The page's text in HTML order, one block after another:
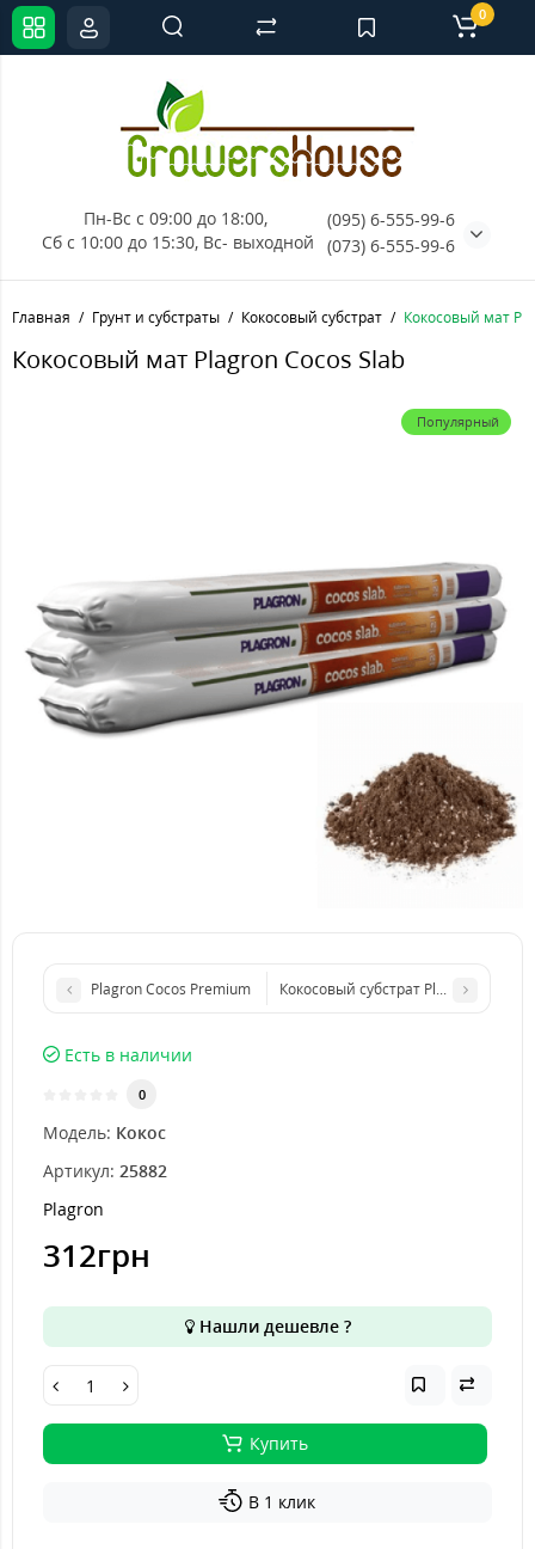
Пн-Вс с 09:00 до 18:00,
Сб с 10:00 до 15:30, Вс- выходной
(095) 6-555-99-6
(073) 6-555-99-6
0
Главная Грунт и субстраты Кокосовый субстрат Кокосовый мат
Кокосовый мат Plagron Cocos Slab
Популярный
Plagron Cocos Premium Кокосовый субстрат Plagron Hydro
Есть в наличии
0
Модель: Кокос
Артикул: 25882
Plagron
312грн
Нашли дешевле ?
Купить
В 1 клик